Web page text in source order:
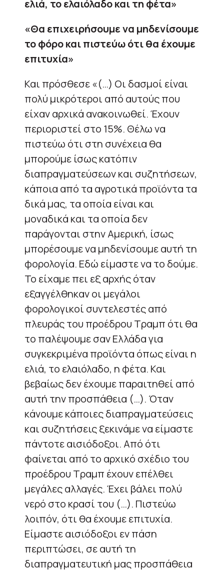
ελιά, το ελαιόλαδο και τη φέτα»
«Θα επιχειρήσουμε να μηδενίσουμε
το φόρο και πιστεύω ότι θα έχουμε
επιτυχία»
Και πρόσθεσε «(…) Οι δασμοί είναι
πολύ μικρότεροι από αυτούς που
είχαν αρχικά ανακοινωθεί. Έχουν
περιοριστεί στο 15%. Θέλω να
πιστεύω ότι στη συνέχεια θα
μπορούμε ίσως κατόπιν
διαπραγματεύσεων και συζητήσεων,
κάποια από τα αγροτικά προϊόντα τα
δικά μας, τα οποία είναι και
μοναδικά και τα οποία δεν
παράγονται στην Αμερική, ίσως
μπορέσουμε να μηδενίσουμε αυτή τη
φορολογία. Εδώ είμαστε να το δούμε.
Το είχαμε πει εξ αρχής όταν
εξαγγέλθηκαν οι μεγάλοι
φορολογικοί συντελεστές από
πλευράς του προέδρου Τραμπ ότι θα
το παλέψουμε σαν Ελλάδα για
συγκεκριμένα προϊόντα όπως είναι η
ελιά, το ελαιόλαδο, η φέτα. Και
βεβαίως δεν έχουμε παραιτηθεί από
αυτή την προσπάθεια (…). Όταν
κάνουμε κάποιες διαπραγματεύσεις
και συζητήσεις ξεκινάμε να είμαστε
πάντοτε αισιόδοξοι. Από ότι
φαίνεται από το αρχικό σχέδιο του
προέδρου Τραμπ έχουν επέλθει
μεγάλες αλλαγές. Έχει βάλει πολύ
νερό στο κρασί του (…). Πιστεύω
λοιπόν, ότι θα έχουμε επιτυχία.
Είμαστε αισιόδοξοι εν πάση
περιπτώσει, σε αυτή τη
διαπραγματευτική μας προσπάθεια